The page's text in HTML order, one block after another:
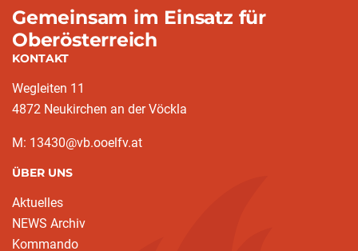
Gemeinsam im Einsatz für
Oberösterreich
KONTAKT
Wegleiten 11
4872 Neukirchen an der Vöckla
M: 13430@vb.ooelfv.at
ÜBER UNS
Aktuelles
NEWS Archiv
Kommando